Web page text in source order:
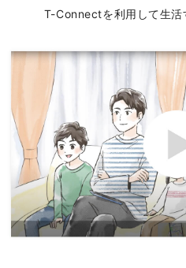
T-Connectを利用して生活